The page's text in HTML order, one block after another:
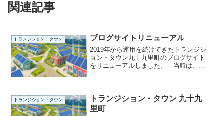
関連記事
トランジション・タウン ブログサイトリニューアル
2019年から運用を続けてきたトランジシ
ョン・タウン九十九里町のブログサイト
をリニューアルしました。 当時は、
トランジション・タウン
トランジション・タウン 九十九
里町